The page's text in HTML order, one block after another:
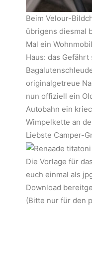
Beim Velour-
übrigens diesmal
Mal ein
Haus: das
originalgetreue
nun offiziell ein
Autobahn ein
Wimpelkette an
Liebste Camper-
Die Vorlage für
euch einmal als
Download
(Bitte nur für den